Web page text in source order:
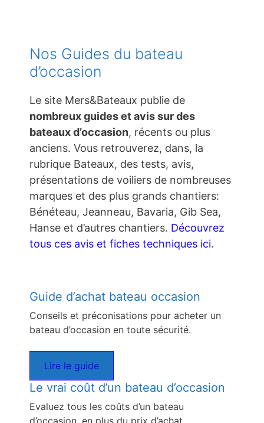
Nos Guides du bateau
d’occasion
Le site Mers&Bateaux publie de
nombreux guides et avis sur des
bateaux d’occasion, récents ou plus
anciens. Vous retrouverez, dans, la
rubrique Bateaux, des tests, avis,
présentations de voiliers de nombreuses
marques et des plus grands chantiers:
Bénéteau, Jeanneau, Bavaria, Gib Sea,
Hanse et d’autres chantiers. Découvrez
tous ces avis et fiches techniques ici.
Guide d’achat bateau occasion
Conseils et préconisations pour acheter un
bateau d’occasion en toute sécurité.
Lire le guide
Le vrai coût d’un bateau d’occasion
Evaluez tous les coûts d’un bateau